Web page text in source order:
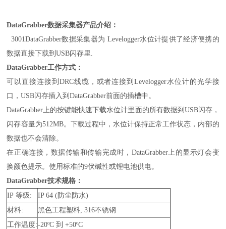
DataGrabber数据采集器产品介绍：
3001DataGrabber数据采集器为 Levelogger水位计提供了经济便携的
数据直接下载到USB闪存里.
DataGrabber工作方式：
可以直接连接到DRC线缆，或者连接到Levelogger水位计的光学接
口，USB闪存插入到DataGrabber前面的插槽中。
DataGrabber上的按键能快速下载水位计里面的所有数据到USB闪存，
闪存容量为512MB。下载过程中，水位计保持正常工作状态，内部的
数据也不会清除。
在正确连接，数据传输和传输完成时，DataGrabber上的显示灯会变
换颜色提示。使用标准的9伏碱性或锂电池供电。
DataGrabber技术规格：
IP 等级:
IP 64 (防尘防水)
材料:
黑色工程塑料, 316不锈钢
工作温度:-20ºC 到 +50ºC